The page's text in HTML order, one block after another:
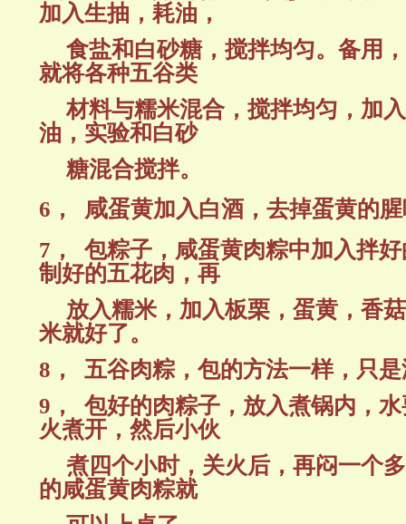
加入生抽，耗油，
食盐和白砂糖，搅拌均匀。备用
就将各种五谷类
材料与糯米混合，搅拌均匀，加
油，实验和白砂
糖混合搅拌。
6，
咸蛋黄加入白酒，去掉蛋黄的
7，
包粽子，咸蛋黄肉粽中加入拌
制好的五花肉，再
放入糯米，加入板栗，蛋黄，香
米就好了。
8，
五谷肉粽，包的方法一样，只
9，
包好的肉粽子，放入煮锅内，
火煮开，然后小伙
煮四个小时，关火后，再闷一个
的咸蛋黄肉粽就